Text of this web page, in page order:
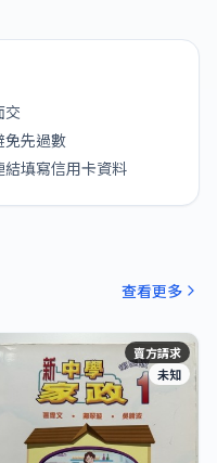
交
免先過數
填寫信用卡資料
查看更多
賣方請求
未知